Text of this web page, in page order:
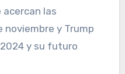
acercan las
noviembre y Trump
y su futuro